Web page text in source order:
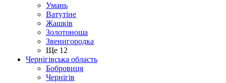
Умань
Ватутіне
Жашків
Золотоноша
Звенигородка
Ще 12
Чернігівська область
Бобровиця
Чернігів